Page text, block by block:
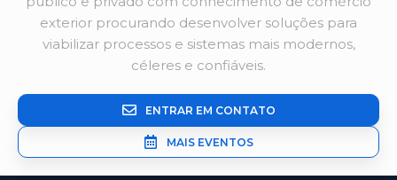
exterior procurando desenvolver soluções para
viabilizar processos e sistemas mais modernos,
céleres e confiáveis.
ENTRAR EM CONTATO
MAIS EVENTOS